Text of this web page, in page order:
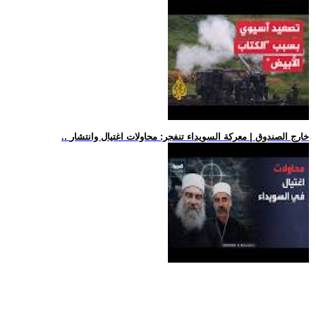
.. خارج الصندوق | معركة السويداء تنفجر: محاولات اغتيال وانتشار